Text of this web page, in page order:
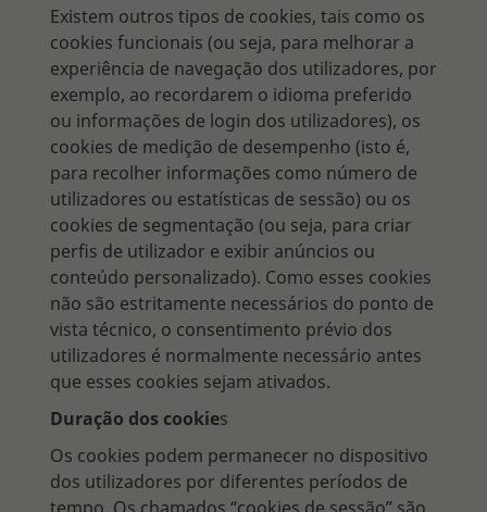
Existem outros tipos de cookies, tais como os
cookies funcionais (ou seja, para melhorar a
experiência de navegação dos utilizadores, por
exemplo, ao recordarem o idioma preferido
ou informações de login dos utilizadores), os
cookies de medição de desempenho (isto é,
para recolher informações como número de
utilizadores ou estatísticas de sessão) ou os
cookies de segmentação (ou seja, para criar
perfis de utilizador e exibir anúncios ou
conteúdo personalizado). Como esses cookies
não são estritamente necessários do ponto de
vista técnico, o consentimento prévio dos
utilizadores é normalmente necessário antes
que esses cookies sejam ativados.
Duração dos cookies
Os cookies podem permanecer no dispositivo
dos utilizadores por diferentes períodos de